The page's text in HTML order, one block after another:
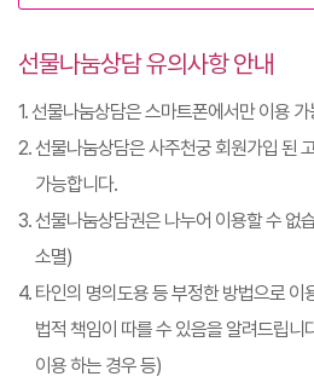
선물나눔상담 유의사항 안내
1. 선물나눔상담은 스마트폰에서만 이용
2. 선물나눔상담은 사주천궁 회원가입 된
가능합니다.
3. 선물나눔상담권은 나누어 이용할 수 없
소멸)
4. 타인의 명의도용 등 부정한 방법으로 이
법적 책임이 따를 수 있음을 알려드립니
이용 하는 경우 등)